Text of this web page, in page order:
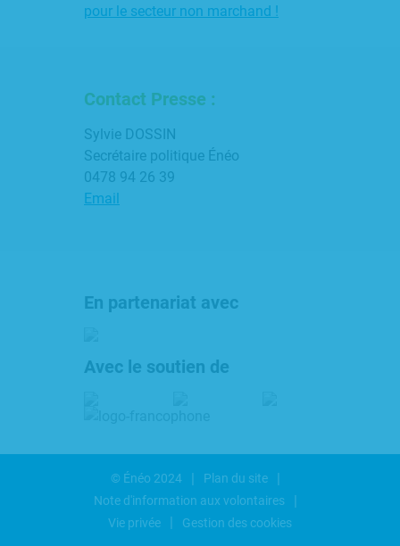
pour le secteur non marchand !
Contact Presse :
Sylvie DOSSIN
Secrétaire politique Énéo
0478 94 26 39
Email
En partenariat avec
Avec le soutien de
© Énéo 2024
Plan du site
Note d'information aux volontaires
Vie privée
Gestion des cookies